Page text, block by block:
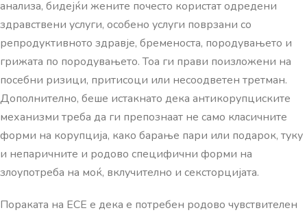
анализа, бидејќи жените почесто користат одредени
здравствени услуги, особено услуги поврзани со
репродуктивното здравје, бременоста, породувањето и
грижата по породувањето. Тоа ги прави поизложени на
посебни ризици, притисоци или несоодветен третман.
Дополнително, беше истакнато дека антикорупциските
механизми треба да ги препознаат не само класичните
форми на корупција, како барање пари или подарок, туку
и непаричните и родово специфични форми на
злоупотреба на моќ, вклучително и сексторцијата.
Пораката на ЕСЕ е дека е потребен родово чувствителен